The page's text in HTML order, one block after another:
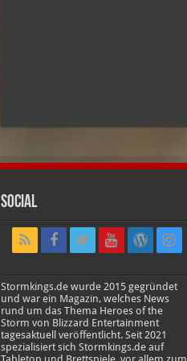
Social
Stormkings.de wurde 2015 gegründet
und war ein Magazin, welches News
rund um das Thema Heroes of the
Storm von Blizzard Entertainment
tagesaktuell veröffentlicht. Seit 2021
spezialisiert sich Stormkings.de auf